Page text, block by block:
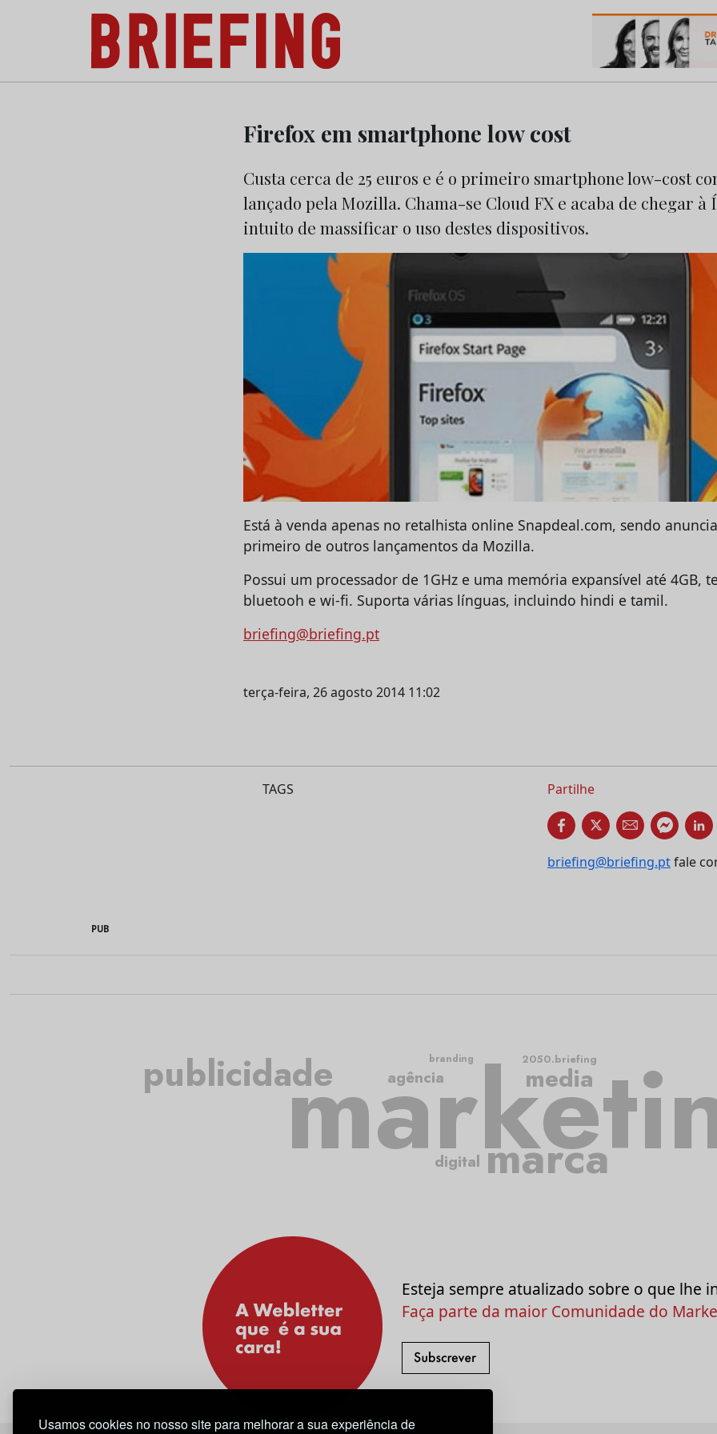
Usamos cookies no nosso site para melhorar a sua experiência de
Briefing: Todas as notícias sobre os negócios do Marketing e da Publicidade
Firefox em smartphone low cost
Custa cerca de 25 euros e é o primeiro smartphone low-cost
lançado pela Mozilla. Chama-se Cloud FX e acaba de chegar à
intuito de massificar o uso destes dispositivos.
Está à venda apenas no retalhista online Snapdeal.com, sendo
primeiro de outros lançamentos da Mozilla.
Possui um processador de 1GHz e uma memória expansível até 4GB,
bluetooh e wi-fi. Suporta várias línguas, incluindo hindi e tamil.
briefing@briefing.pt
terça-feira, 26 agosto 2014 11:02
TAGS Partilhe
briefing@briefing.ptfale
PUB
publicidade
marca
media
agência
digital
2050.briefing
branding
Esteja sempre atualizado sobre o que lhe
Faça parte da maior Comunidade do